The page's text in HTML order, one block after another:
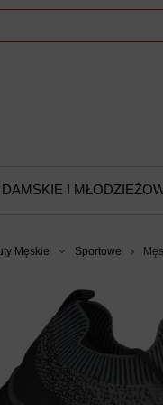
I
Męskie Sportowe